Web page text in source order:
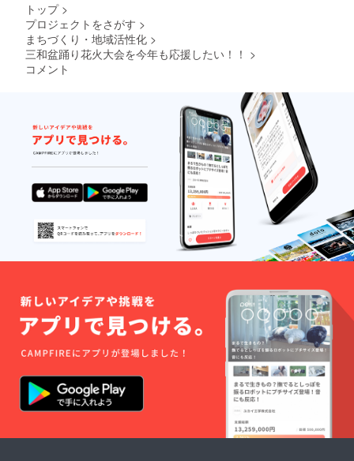
考欄に
は当
日、花
火大会
開催会
場への
来場
可・否
につい
てコメ
ント記
入をお
願いい
たしま
日時
三和コ
ミュニ
ティ会
館ほた
るの里
（旧・
三和小
学校）
磯谷郡
トップ >
プロジェクトをさがす >
まちづくり・地域活性化 >
三和盆踊り花火大会を今年も応援したい！！ >
コメント